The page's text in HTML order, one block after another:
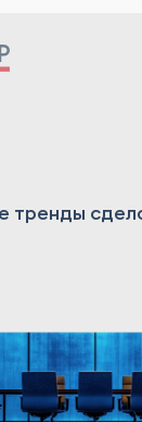
тренды